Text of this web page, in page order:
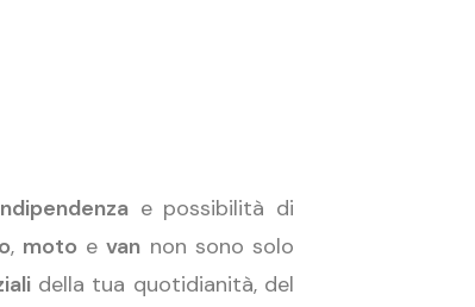
e possibilità di
, moto evan non sono solo
della tua quotidianità, del